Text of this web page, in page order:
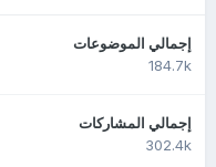
إجمالي الموضوعات
184.7k
إجمالي المشاركات
302.4k